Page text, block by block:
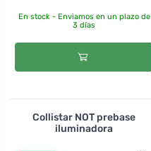
En stock - Enviamos en un plazo de
3 días
Collistar NOT prebase
iluminadora